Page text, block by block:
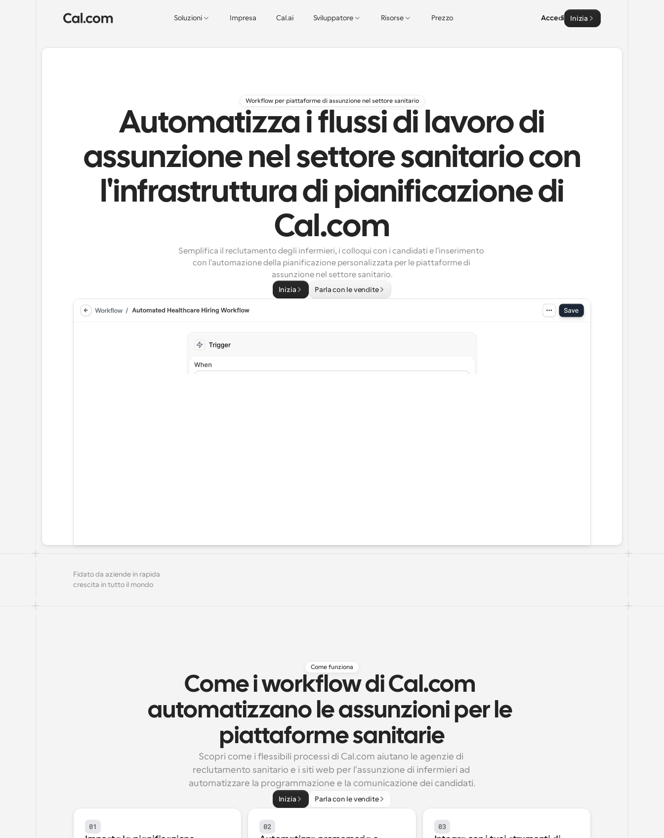
Soluzioni Impresa Cal.ai Sviluppatore Risorse Prezzo Accedi Inizia
Workflow per piattaforme di assunzione nel settore sanitario
Automatizza i flussi di lavoro di
assunzione nel settore sanitario con
l'infrastruttura di pianificazione di
Cal.com
Semplifica il reclutamento degli infermieri, i colloqui con i candidati e l'inserimento
con l'automazione della pianificazione personalizzata per le piattaforme di
assunzione nel settore sanitario.
Inizia Parla con le vendite
Fidato da aziende in rapida
crescita in tutto il mondo
Come funziona
Come i workflow di Cal.com
automatizzano le assunzioni per le
piattaforme sanitarie
Scopri come i flessibili processi di Cal.com aiutano le agenzie di
reclutamento sanitario e i siti web per l'assunzione di infermieri ad
automatizzare la programmazione e la comunicazione dei candidati.
Inizia Parla con le vendite
01 02 03